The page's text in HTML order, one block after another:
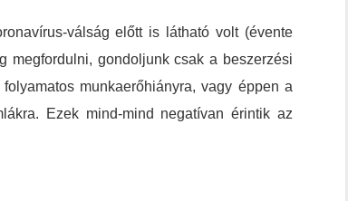
válság előtt is látható volt (évente
megfordulni, gondoljunk csak a beszerzési
munkaerőhiányra, vagy éppen a
Ezek mind-mind negatívan érintik az